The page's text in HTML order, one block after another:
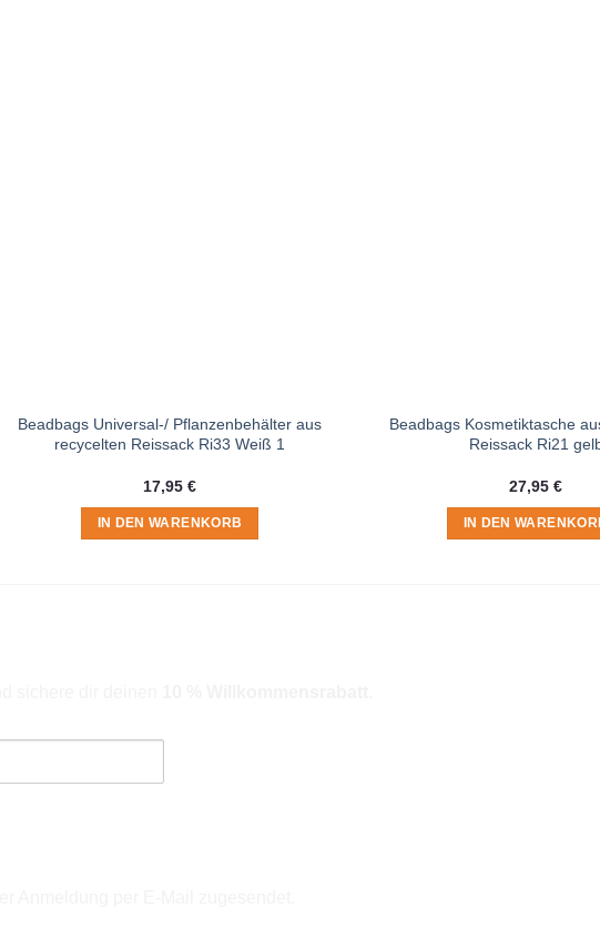
Beadbags Universal-/ Pflanzenbehälter aus
recycelten Reissack Ri33 Weiß 1
17,95 €
IN DEN WARENKORB
Beadbags Kosmetiktasche
Reissack Ri21
27,95 €
IN DEN